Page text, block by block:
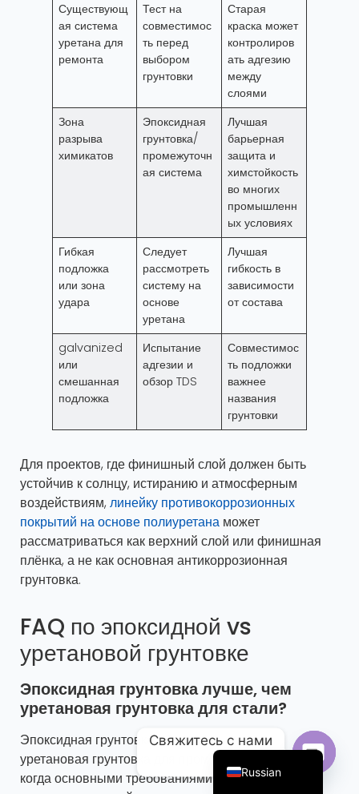
Существующ
ая система
уретана для
ремонта
Тест на
совместимос
ть перед
выбором
грунтовки
Старая
краска может
контролиров
ать адгезию
между
слоями
Зона
разрыва
химикатов
Эпоксидная
грунтовка/
промежуточн
ая система
Лучшая
барьерная
защита и
химстойкость
во многих
промышленн
ых условиях
Гибкая
подложка
или зона
удара
Следует
рассмотреть
систему на
основе
уретана
Лучшая
гибкость в
зависимости
от состава
galvanized
или
смешанная
подложка
Испытание
адгезии и
обзор TDS
Совместимос
ть подложки
важнее
названия
грунтовки
Для проектов, где финишный слой должен быть
устойчив к солнцу, истиранию и атмосферным
воздействиям, линейку противокоррозионных
покрытий на основе полиуретана может
рассматриваться как верхний слой или финишная
плёнка, а не как основная антикоррозионная
грунтовка.
FAQ по эпоксидной vs
уретановой грунтовке
Эпоксидная грунтовка лучше, чем
уретановая грунтовка для стали?
Эпоксидная грунтовка обычно лучше, чем
уретановая грунтовка для промышленной стали,
когда основными требованиями являются
Russian
English
Arabic
Свяжитесь с нами